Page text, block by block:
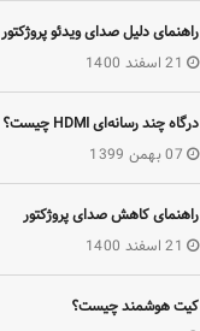
راهنمای دلیل صدای ویدئو پروژکتور
21 اسفند 1400
درگاه چند رسانه‌ای HDMI چیست؟
07 بهمن 1399
راهنمای کاهش صدای پروژکتور
21 اسفند 1400
کیت هوشمند چیست؟